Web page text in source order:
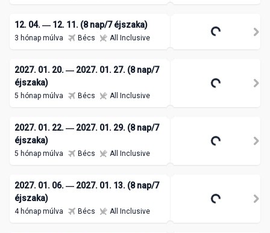
12. 04. ― 12. 11. (8 nap/7 éjszaka)
3 hónap múlva Bécs All Inclusive
453 455 Ft
/ 2 fő
2027. 01. 20. ― 2027. 01. 27. (8 nap/7
éjszaka)
5 hónap múlva Bécs All Inclusive
459 034 Ft
/ 2 fő
2027. 01. 22. ― 2027. 01. 29. (8 nap/7
éjszaka)
5 hónap múlva Bécs All Inclusive
458 566 Ft
/ 2 fő
2027. 01. 06. ― 2027. 01. 13. (8 nap/7
éjszaka)
4 hónap múlva Bécs All Inclusive
462 700 Ft
/ 2 fő